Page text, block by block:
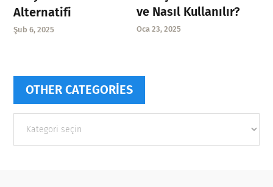
Alternatifi
Şub 6, 2025
ve Nasıl Kullanılır?
Oca 23, 2025
OTHER CATEGORIES
categories